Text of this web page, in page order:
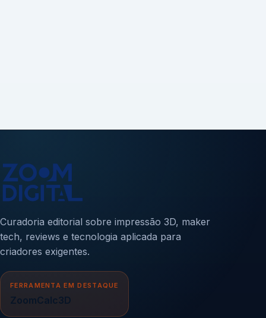
Curadoria editorial sobre impressão 3D, maker
tech, reviews e tecnologia aplicada para
criadores exigentes.
FERRAMENTA EM DESTAQUE
ZoomCalc3D